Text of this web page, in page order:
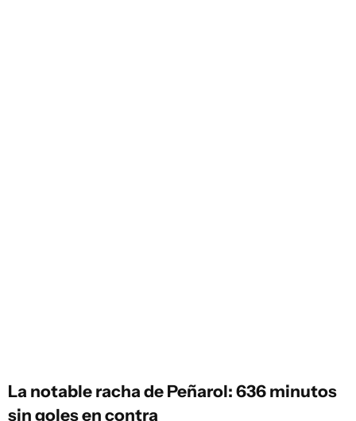
La notable racha de Peñarol: 636 minutos
sin goles en contra